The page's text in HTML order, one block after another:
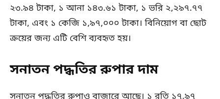
২৩.৯৪ টাকা, ১ আনা ১৪৩.৬১ টাকা, ১ ভরি ২,২৯৭.৭৭
টাকা, এবং ১ কেজি ১,৯৭,০০০ টাকা। বিনিয়োগ বা ছোট
ক্রয়ের জন্য এটি বেশি ব্যবহৃত হয়।
সনাতন পদ্ধতির রুপার দাম
সনাতন পদ্ধতির রুপাও বাজারে আছে। ১ রতি ১৭.৯৭